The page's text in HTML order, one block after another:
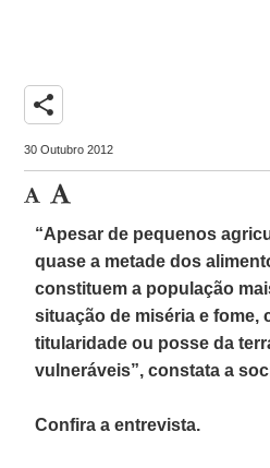
share
30 Outubro 2012
“Apesar de pequenos
quase a metade dos
constituem a população
situação de miséria e fome,
titularidade ou posse da
vulneráveis”, constata a
Confira a entrevista.